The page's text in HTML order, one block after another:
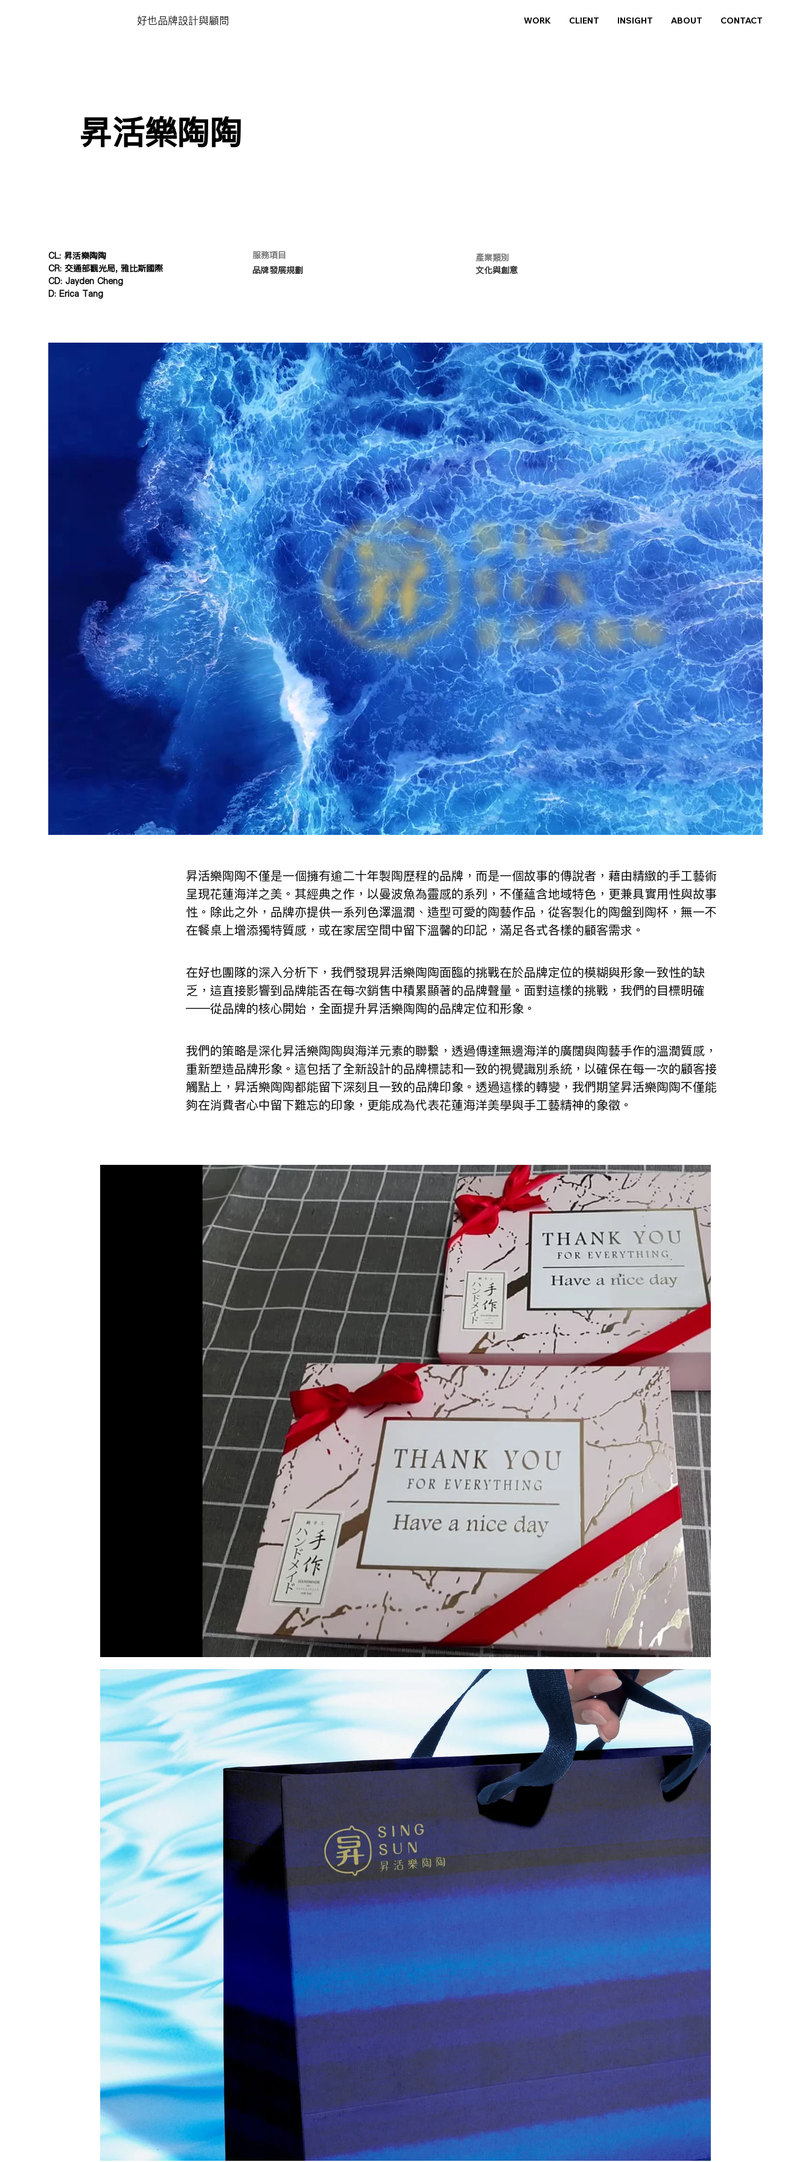
​好也品牌設計與顧問 WORK CLIENT INSIGHT ABOUT CONTACT
昇活樂陶陶
CL: 昇活樂陶陶
CR: 交通部觀光局, 雅比斯國際
CD: Jayden Cheng
D: Erica Tang
​服務項目
品牌發展規劃
產業類別
文化與創意
昇活樂陶陶不僅是一個擁有逾二十年製陶歷程的品牌，而是一個故事的傳說者，藉由精緻的手工藝術
呈現花蓮海洋之美。其經典之作，以曼波魚為靈感的系列，不僅蘊含地域特色，更兼具實用性與故事
性。除此之外，品牌亦提供一系列色澤溫潤、造型可愛的陶藝作品，從客製化的陶盤到陶杯，無一不
在餐桌上增添獨特質感，或在家居空間中留下溫馨的印記，滿足各式各樣的顧客需求。
在好也團隊的深入分析下，我們發現昇活樂陶陶面臨的挑戰在於品牌定位的模糊與形象一致性的缺
乏，這直接影響到品牌能否在每次銷售中積累顯著的品牌聲量。面對這樣的挑戰，我們的目標明確
——從品牌的核心開始，全面提升昇活樂陶陶的品牌定位和形象。
我們的策略是深化昇活樂陶陶與海洋元素的聯繫，透過傳達無邊海洋的廣闊與陶藝手作的溫潤質感，
重新塑造品牌形象。這包括了全新設計的品牌標誌和一致的視覺識別系統，以確保在每一次的顧客接
觸點上，昇活樂陶陶都能留下深刻且一致的品牌印象。透過這樣的轉變，我們期望昇活樂陶陶不僅能
夠在消費者心中留下難忘的印象，更能成為代表花蓮海洋美學與手工藝精神的象徵。